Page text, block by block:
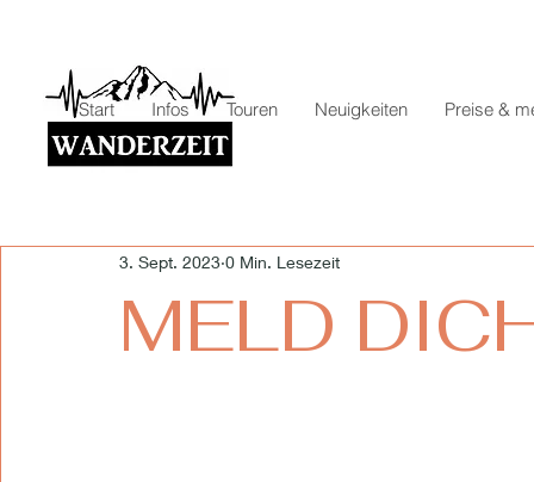
Start Infos Touren Neuigkeiten Preise &
MELD
3. Sept. 2023 0 Min. Lesezeit